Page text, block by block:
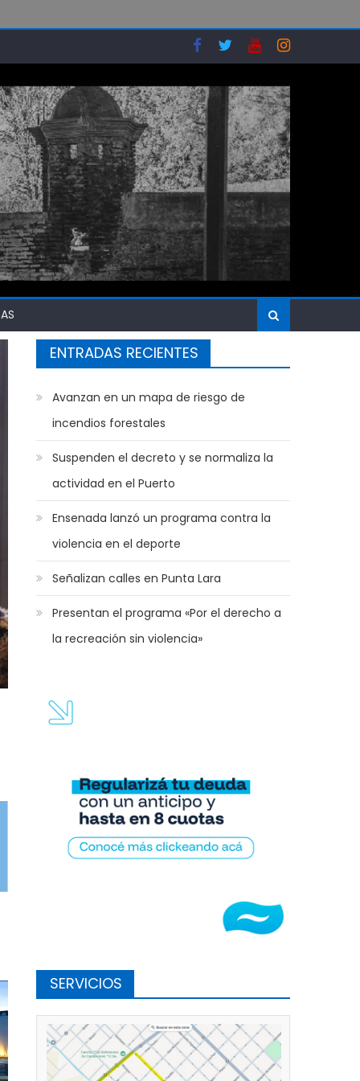
ENTRADAS RECIENTES
Avanzan en un mapa de riesgo de
incendios forestales
Suspenden el decreto y se normaliza la
actividad en el Puerto
Ensenada lanzó un programa contra la
violencia en el deporte
Señalizan calles en Punta Lara
Presentan el programa «Por el derecho a
la recreación sin violencia»
SERVICIOS